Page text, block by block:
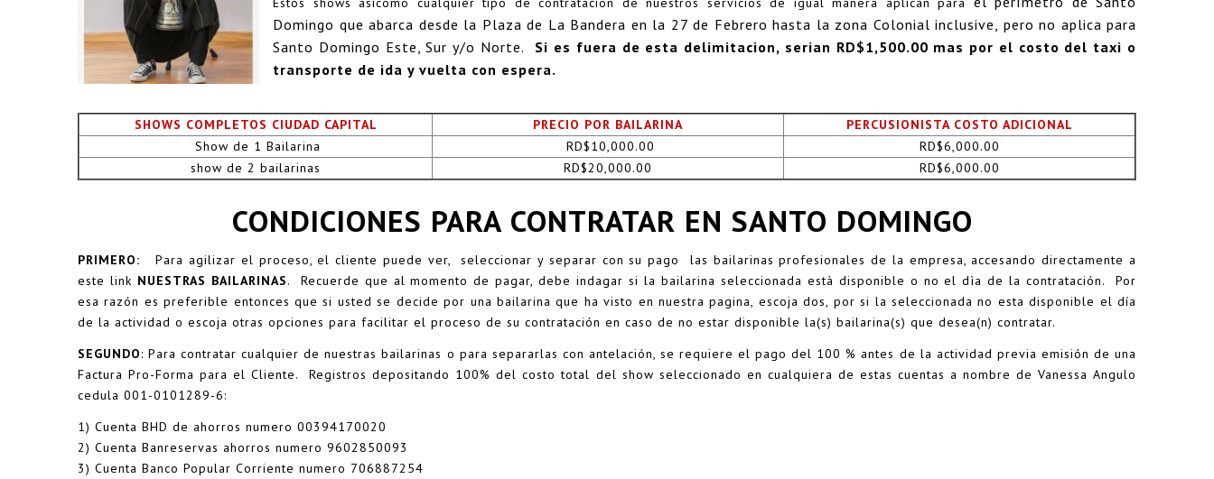
Domingo que abarca desde la Plaza de La Bandera en la 27 de Febrero hasta la zona Colonial inclusive, pero no aplica para
Santo Domingo Este, Sur y/o Norte. Si es fuera de esta delimitacion, serian RD$1,500.00 mas por el costo del taxi o
transporte de ida y vuelta con espera.
SHOWS COMPLETOS CIUDAD CAPITAL PRECIO POR BAILARINA
PERCUSIONISTA COSTO ADICIONAL
Show de 1 Bailarina
RD$10,000.00
RD$6,000.00
show de 2 bailarinas
RD$20,000.00 RD$6,000.00
CONDICIONES PARA CONTRATAR EN SANTO DOMINGO
PRIMERO:Para agilizar el proceso, el cliente puede ver, seleccionar y separar con su pago las bailarinas profesionales de la empresa, accesando directamente a
este link NUESTRAS BAILARINAS. Recuerde que al momento de pagar, debe indagar si la bailarina seleccionada està disponible o no el dìa de la contratación. Por
esa razón es preferible entonces que si usted se decide por una bailarina que ha visto en nuestra pagina, escoja dos, por si la seleccionada no esta disponible el día
de la actividad o escoja otras opciones para facilitar el proceso de su contratación en caso de no estar disponible la(s) bailarina(s) que desea(n) contratar.
SEGUNDO: Para contratar cualquier de nuestras bailarinas o para separarlas con antelación, se requiere el pago del 100 % antes de la actividad previa emisión de una
Factura Pro-Forma para el Cliente. Registros depositando 100% del costo total del show seleccionado en cualquiera de estas cuentas a nombre de Vanessa Angulo
cedula 001-0101289-6:
1) Cuenta BHD de ahorros numero 00394170020
2) Cuenta Banreservas ahorros numero 9602850093
3) Cuenta Banco Popular Corriente numero 706887254